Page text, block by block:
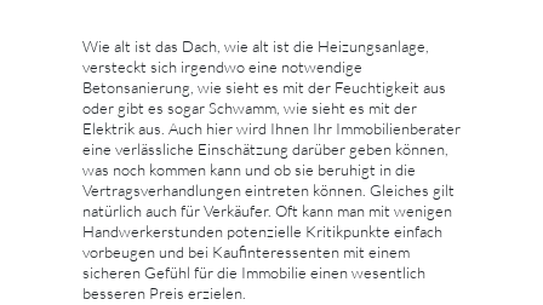
Wie alt ist das Dach, wie alt ist die Heizungsanlage,
versteckt sich irgendwo eine notwendige
Betonsanierung, wie sieht es mit der Feuchtigkeit aus
oder gibt es sogar Schwamm, wie sieht es mit der
Elektrik aus. Auch hier wird Ihnen Ihr Immobilienberater
eine verlässliche Einschätzung darüber geben können,
was noch kommen kann und ob sie beruhigt in die
Vertragsverhandlungen eintreten können. Gleiches gilt
natürlich auch für Verkäufer. Oft kann man mit wenigen
Handwerkerstunden potenzielle Kritikpunkte einfach
vorbeugen und bei Kaufinteressenten mit einem
sicheren Gefühl für die Immobilie einen wesentlich
besseren Preis erzielen.